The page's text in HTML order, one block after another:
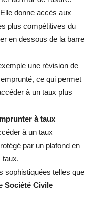
Elle donne accès aux
plus compétitives du
en dessous de la barre
une révision de
ce qui permet
à un taux plus
à taux
à un taux
par un plafond en
taux.
sophistiquées telles que
Société Civile